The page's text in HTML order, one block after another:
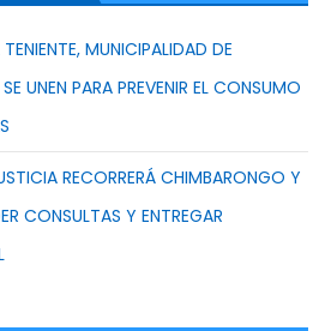
MUNICIPALIDAD DE
UNEN PARA PREVENIR EL CONSUMO
RECORRERÁ CHIMBARONGO Y
CONSULTAS Y ENTREGAR